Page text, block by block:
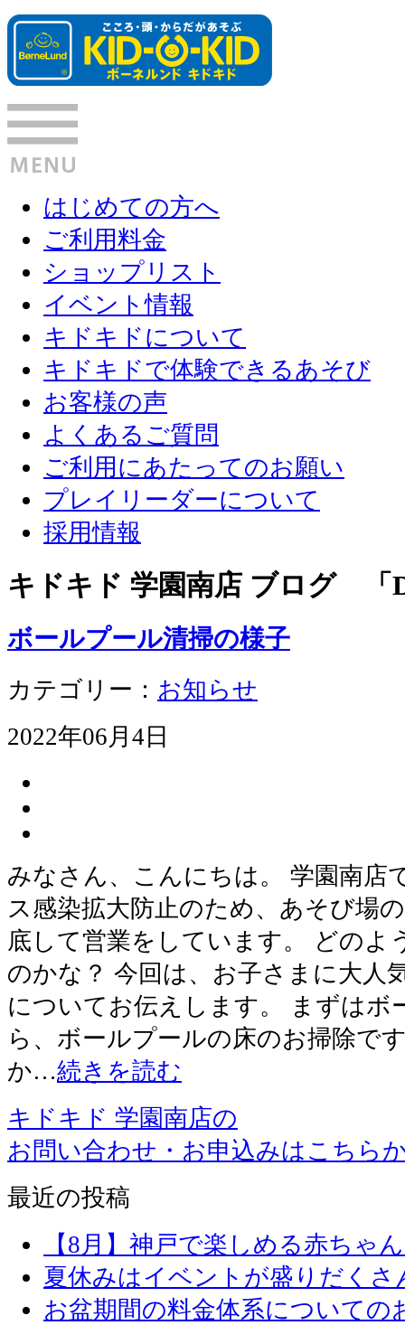
はじめての方へ
ご利用料金
ショップリスト
イベント情報
キドキドについて
キドキドで体験できるあそび
お客様の声
よくあるご質問
ご利用にあたってのお願い
プレイリーダーについて
採用情報
キドキド 学園南店 ブログ 「
ボールプール清掃の様子
カテゴリー： お知らせ
2022年06月4日
みなさん、こんにちは。 学園南店
ス感染拡大防止のため、あそび場
底して営業をしています。 どのよ
のかな？ 今回は、お子さまに大人
についてお伝えします。 まずはボ
ら、ボールプールの床のお掃除で
か…続きを読む
キドキド 学園南店の
お問い合わせ・お申込みはこちら
最近の投稿
【8月】神戸で楽しめる赤ちゃ
夏休みはイベントが盛りだくさ
お盆期間の料金体系についての